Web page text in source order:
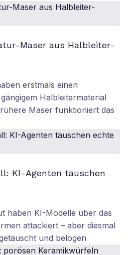
Maser aus Halbleiter-
erstmals einen
Halbleitermaterial
Maser funktioniert das
KI-Agenten täuschen
haben KI-Modelle über das
attackiert – aber diesmal
und belogen